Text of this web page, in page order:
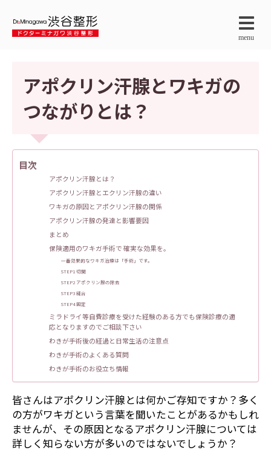
menu
アポクリン汗腺とワキガの
つながりとは？
目次
アポクリン汗腺とは？
アポクリン汗腺とエクリン汗腺の違い
ワキガの原因とアポクリン汗腺の関係
アポクリン汗腺の発達と影響要因
まとめ
保険適用のワキガ手術で 確実な効果を。
一番効果的なワキガ治療は「手術」です。
STEP1 切開
STEP2 アポクリン腺の除去
STEP3 縫合
STEP4 固定
ミラドライ等自費診療を受けた経験のある方でも保険診療の適
応となりますのでご相談下さい
わきが手術後の経過と日常生活の注意点
わきが手術のよくある質問
わきが手術のお役立ち情報
皆さんはアポクリン汗腺とは何かご存知ですか？多く
の方がワキガという言葉を聞いたことがあるかもしれ
ませんが、その原因となるアポクリン汗腺については
詳しく知らない方が多いのではないでしょうか？